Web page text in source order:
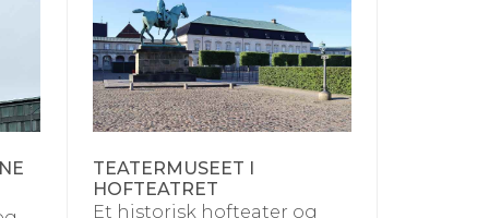
TEATERMUSEET I
HOFTEATRET
Et historisk hofteater og